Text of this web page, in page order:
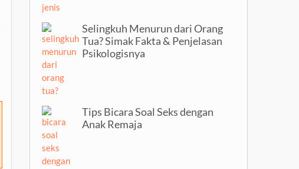
Selingkuh Menurun dari Orang
Tua? Simak Fakta & Penjelasan
Psikologisnya
Tips Bicara Soal Seks dengan
Anak Remaja